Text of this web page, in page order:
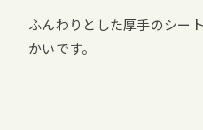
ふんわりとした厚手のシー
かいです。